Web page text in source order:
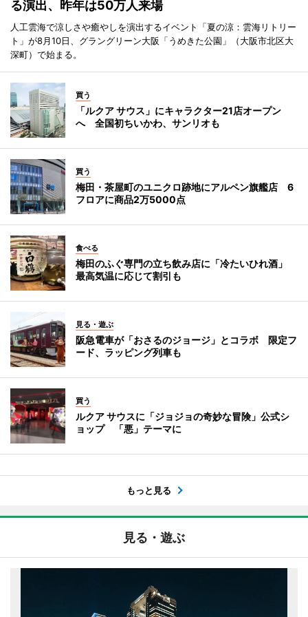
る演出、昨年は50万人来場
人工雲海で涼しさや癒やしを演出するイベント「夏の涼：雲海リトリー
ト」が8月10日、グラングリーン大阪「うめきた公園」（大阪市北区大
深町）で始まる。
買う
「ルクア サウス」にキャラクター21店オープン
へ 全国初ちいかわ、サンリオも
買う
梅田・茶屋町のユニクロ跡地にアルペン旗艦店 6
フロアに商品2万5000点
食べる
梅田のふぐ専門の立ち飲み店に「冷たいひれ酒」
最高気温に応じて割引も
見る・遊ぶ
阪急電車が「おさるのジョージ」とコラボ 限定フ
ード、ラッピング列車も
買う
ルクア サウスに「ジョジョの奇妙な冒険」公式シ
ョップ 「悪」テーマに
もっと見る
見る・遊ぶ